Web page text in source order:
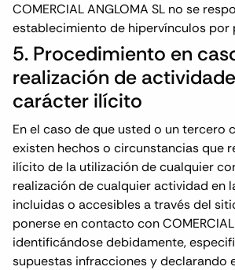
COMERCIAL ANGLOMA SL no se
establecimiento de hipervínculos por
5. Procedimiento en
realización de
carácter ilícito
En el caso de que usted o un tercero
existen hechos o circunstancias que
ilícito de la utilización de cualquier
realización de cualquier actividad en
incluidas o accesibles a través del
ponerse en contacto con COMERCIAL
identificándose debidamente,
supuestas infracciones y declarando